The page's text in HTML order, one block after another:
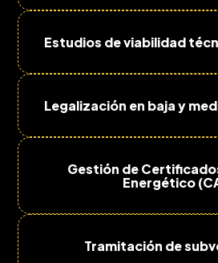
Estudios de viabilidad
Legalización en baja y
Gestión de
Energético
Tramitación de